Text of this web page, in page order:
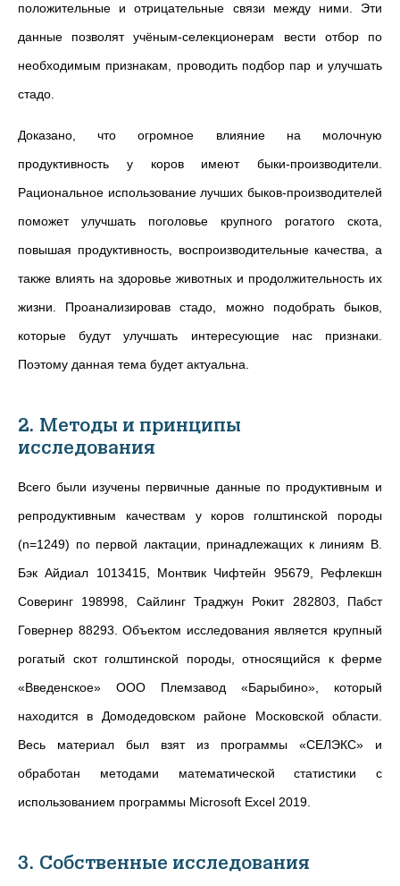
положительные и отрицательные связи между ними. Эти
данные позволят учёным-селекционерам вести отбор по
необходимым признакам, проводить подбор пар и улучшать
стадо.
Доказано, что огромное влияние на молочную
продуктивность у коров имеют быки-производители.
Рациональное использование лучших быков-производителей
поможет улучшать поголовье крупного рогатого скота,
повышая продуктивность, воспроизводительные качества, а
также влиять на здоровье животных и продолжительность их
жизни. Проанализировав стадо, можно подобрать быков,
которые будут улучшать интересующие нас признаки.
Поэтому данная тема будет актуальна.
2. Методы и принципы
исследования
Всего были изучены первичные данные по продуктивным и
репродуктивным качествам у коров голштинской породы
(n=1249) по первой лактации, принадлежащих к линиям В.
Бэк Айдиал 1013415, Монтвик Чифтейн 95679, Рефлекшн
Соверинг 198998, Сайлинг Траджун Рокит 282803, Пабст
Говернер 88293. Объектом исследования является крупный
рогатый скот голштинской породы, относящийся к ферме
«Введенское» ООО Племзавод «Барыбино», который
находится в Домодедовском районе Московской области.
Весь материал был взят из программы «СЕЛЭКС» и
обработан методами математической статистики с
использованием программы Microsoft Excel 2019.
3. Собственные исследования